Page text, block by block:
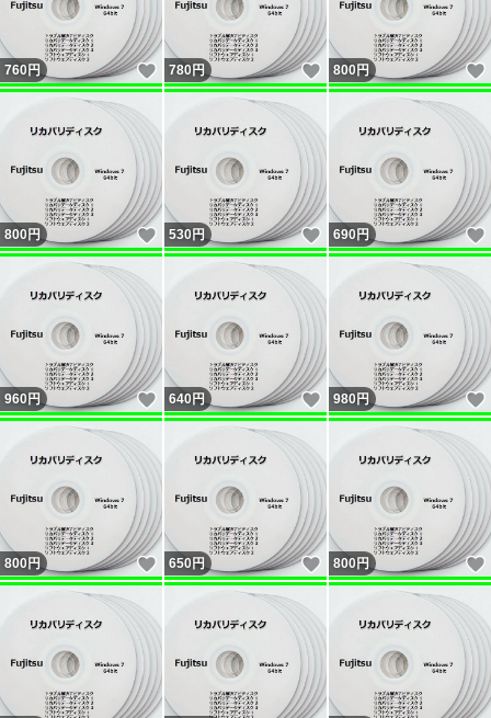
何らかの事情で遅れる場合は、必ず予定日のご連絡をお願
いします。
ご連絡を頂けない場合は「落札者都合」で落札を取り消さ
760円 いいね！
780円 いいね！
800円
800円 いいね！
530円 いいね！
690円
960円 いいね！
640円 いいね！
980円
800円 いいね！
650円 いいね！
800円